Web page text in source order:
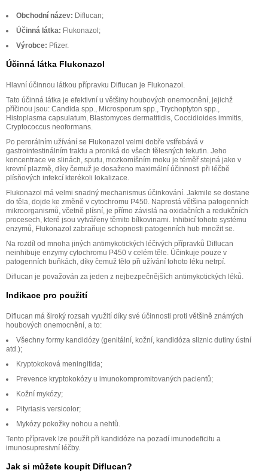
Obchodní název: Diflucan;
Účinná látka: Flukonazol;
Výrobce: Pfizer.
Účinná látka Flukonazol
Hlavní účinnou látkou přípravku Diflucan je Flukonazol.
Tato účinná látka je efektivní u většiny houbových onemocnění, jejichž
příčinou jsou: Candida spp., Microsporum spp., Trychoptyton spp.,
Histoplasma capsulatum, Blastomyces dermatitidis, Coccidioides immitis,
Cryptococcus neoformans.
Po perorálním užívání se Flukonazol velmi dobře vstřebává v
gastrointestinálním traktu a proniká do všech tělesných tekutin. Jeho
koncentrace ve slinách, sputu, mozkomíšním moku je téměř stejná jako v
krevní plazmě, díky čemuž je dosaženo maximální účinnosti při léčbě
plísňových infekcí kterékoli lokalizace.
Flukonazol má velmi snadný mechanismus účinkování. Jakmile se dostane
do těla, dojde ke změně v cytochromu P450. Naprostá většina patogenních
mikroorganismů, včetně plísní, je přímo závislá na oxidačních a redukčních
procesech, které jsou vytvářeny těmito bílkovinami. Inhibicí tohoto systému
enzymů, Flukonazol zabraňuje schopnosti patogenních hub množit se.
Na rozdíl od mnoha jiných antimykotických léčivých přípravků Diflucan
neinhibuje enzymy cytochromu P450 v celém těle. Účinkuje pouze v
patogenních buňkách, díky čemuž tělo při užívání tohoto léku netrpí.
Diflucan je považován za jeden z nejbezpečnějších antimykotických léků.
Indikace pro použití
Diflucan má široký rozsah využití díky své účinnosti proti většině známých
houbových onemocnění, a to:
Všechny formy kandidózy (genitální, kožní, kandidóza sliznic dutiny ústní
atd.);
Kryptokoková meningitida;
Prevence kryptokokózy u imunokompromitovaných pacientů;
Kožní mykózy;
Pityriasis versicolor;
Mykózy pokožky nohou a nehtů.
Tento přípravek lze použít při kandidóze na pozadí imunodeficitu a
imunosupresivní léčby.
Jak si můžete koupit Diflucan?